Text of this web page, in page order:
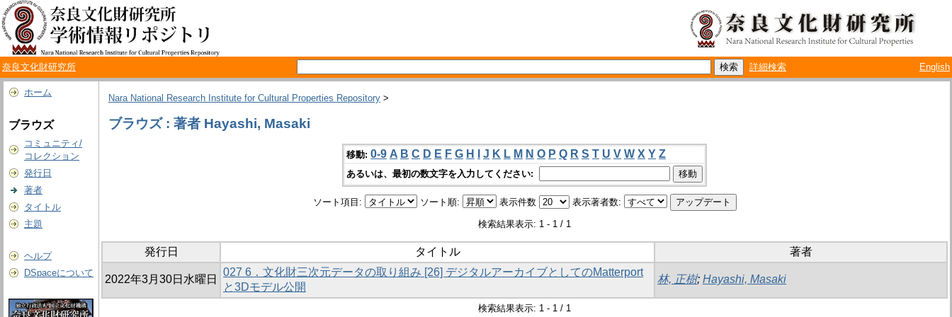
奈良文化財研究所 詳細検索 English
ホーム
ブラウズ
コミュニティ/
コレクション
発行日
著者
タイトル
主題
ヘルプ
DSpaceについて
Nara National Research Institute for Cultural Properties Repository >
ブラウズ : 著者 Hayashi, Masaki
移動: 0-9 A B C D E F G H J K L M N O P Q R S T U V W X Y Z
あるいは、最初の数文字を入力してください:
ソート項目: ソート順: 表示件数 表示著者数:
検索結果表示: 1 - 1 / 1
発行日 タイトル 著者
2022年3月30日水曜日
027 6．文化財三次元データの取り組み [26] デジタルアーカイブとしてのMatterport
と3Dモデル公開
林, 正樹; Hayashi, Masaki
検索結果表示: 1 - 1 / 1